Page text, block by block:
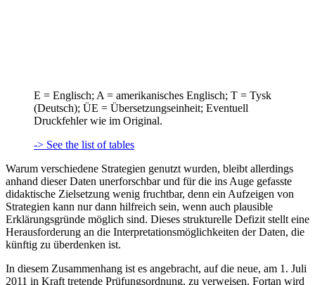
E = Englisch; A = amerikanisches Englisch; T = Tysk
(Deutsch); ÜE = Übersetzungseinheit; Eventuell
Druckfehler wie im Original.
-> See the list of tables
Warum verschiedene Strategien genutzt wurden, bleibt allerdings
anhand dieser Daten unerforschbar und für die ins Auge gefasste
didaktische Zielsetzung wenig fruchtbar, denn ein Aufzeigen von
Strategien kann nur dann hilfreich sein, wenn auch plausible
Erklärungsgründe möglich sind. Dieses strukturelle Defizit stellt eine
Herausforderung an die Interpretationsmöglichkeiten der Daten, die
künftig zu überdenken ist.
In diesem Zusammenhang ist es angebracht, auf die neue, am 1. Juli
2011 in Kraft tretende Prüfungsordnung, zu verweisen. Fortan wird